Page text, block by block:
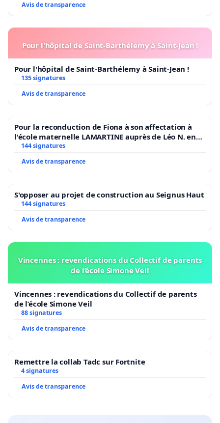
Avis de transparence
Pour l'hôpital de Saint-Barthélemy à Saint-Jean !
Pour l'hôpital de Saint-Barthélemy à Saint-Jean !
135 signatures
Avis de transparence
Pour la reconduction de Fiona à son affectation à
l'école maternelle LAMARTINE auprès de Léo N. en
2026/2027
144 signatures
Avis de transparence
S'opposer au projet de construction au Seignus Haut
144 signatures
Avis de transparence
Vincennes : revendications du Collectif de parents
de l’école Simone Veil
Vincennes : revendications du Collectif de parents
de l’école Simone Veil
88 signatures
Avis de transparence
Remettre la collab Tadc sur Fortnite
4 signatures
Avis de transparence